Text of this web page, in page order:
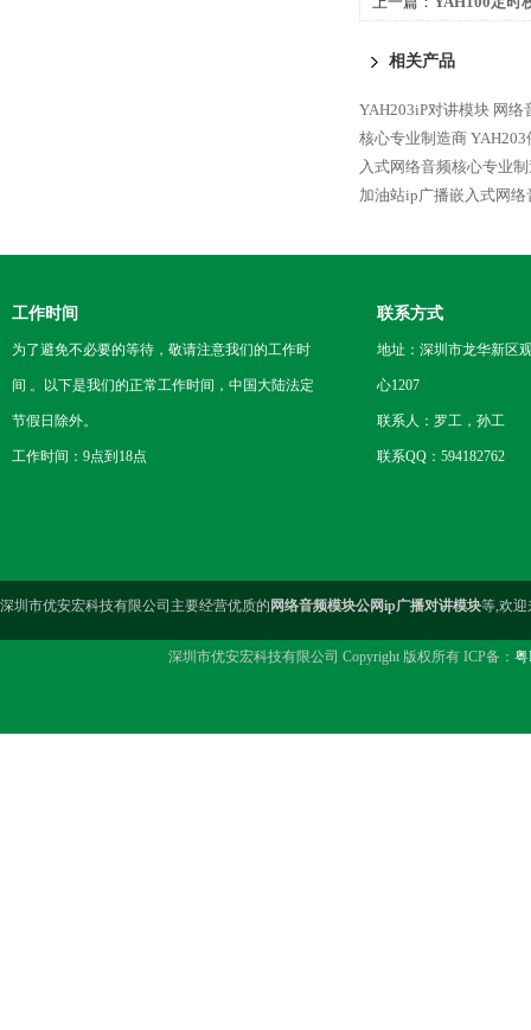
相关产品
YAH203iP对讲模块 网
核心专业制造商
入式网络音频核心专业
加油站ip广播嵌入式网
工作时间
为了避免不必要的等待，敬请注意我们的工作时
间 。以下是我们的正常工作时间，中国大陆法定
节假日除外。
工作时间：9点到18点
联系方式
地址：深圳市龙华新区
心1207
联系人：罗工，孙工
联系QQ：594182762
深圳市优安宏科技有限公司主要经营优质的 网络音频模块公网ip广播对讲模块等,欢迎
深圳市优安宏科技有限公司 Copyright 版权所有 ICP备： 粤